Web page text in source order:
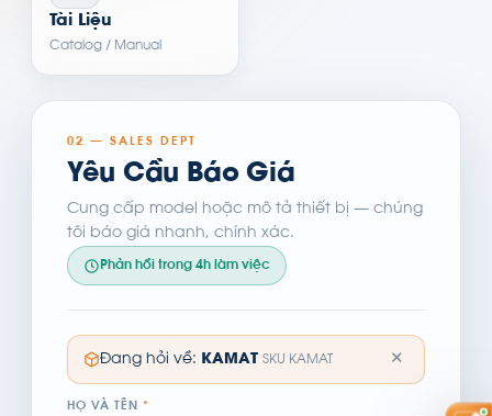
Tài Liệu
Catalog / Manual
02 — SALES DEPT
Yêu Cầu Báo Giá
Cung cấp model hoặc mô tả thiết bị — chúng
tôi báo giá nhanh, chính xác.
Phản hồi trong 4h làm việc
Đang hỏi về: KAMAT SKU KAMAT ✕
HỌ VÀ TÊN *